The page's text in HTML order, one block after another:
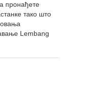
пронађете
тако што
Lembang